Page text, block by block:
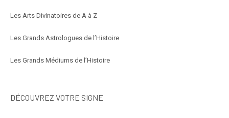
Les Arts Divinatoires de A à Z
Les Grands Astrologues de l’Histoire
Les Grands Médiums de l’Histoire
DÉCOUVREZ VOTRE SIGNE